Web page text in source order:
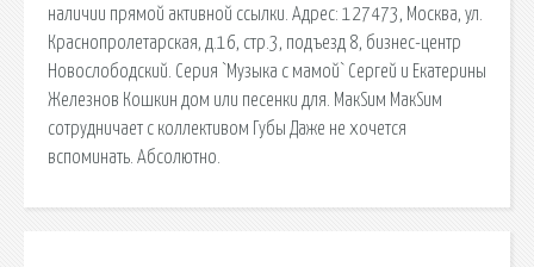
наличии прямой активной ссылки. Адрес: 127473, Москва, ул.
Краснопролетарская, д.16, стр.3, подъезд 8, бизнес-центр
Новослободский. Серия `Музыка с мамой` Сергей и Екатерины
Железнов Кошкин дом или песенки для. МакSим МакSим
сотрудничает с коллективом Губы Даже не хочется
вспоминать. Абсолютно.